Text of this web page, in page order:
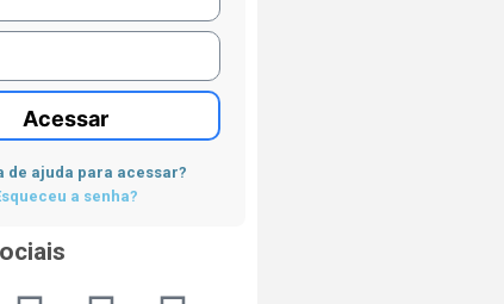
Acessar
de ajuda para acessar?
a senha?